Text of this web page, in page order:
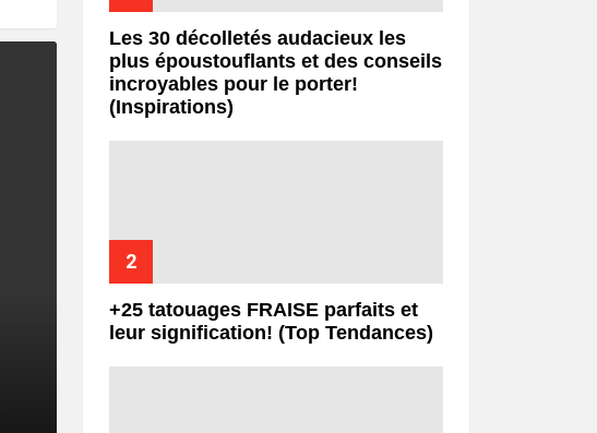
Les 30 décolletés audacieux les
plus époustouflants et des conseils
incroyables pour le porter!
(Inspirations)
+25 tatouages ​​FRAISE parfaits et
leur signification! (Top Tendances)